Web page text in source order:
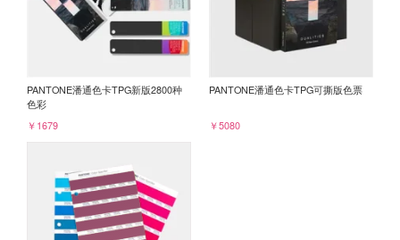
PANTONE潘通色卡TPG新版2800种
色彩
￥1679
PANTONE潘通色卡TPG可撕版色票
￥5080